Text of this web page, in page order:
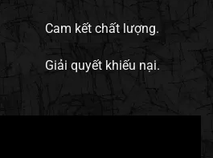
Cam kết chất lượng.
Giải quyết khiếu nại.